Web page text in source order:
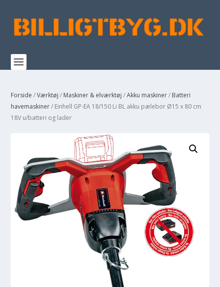
Forside /Værktøj / Maskiner & elværktøj /Akku maskiner/ Batteri
havemaskiner/ Einhell GP-EA 18/150 Li BL akku pælebor Ø15 x 80 cm
18V u/batteri og lader